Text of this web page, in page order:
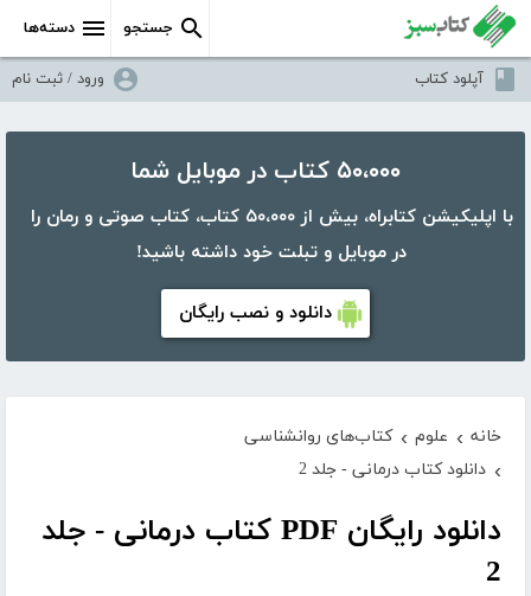
دسته‌ها جستجو
آپلود کتاب ورود / ثبت نام
۵۰،۰۰۰ کتاب در موبایل شما
با اپلیکیشن کتابراه، بیش از ۵۰،۰۰۰ کتاب، کتاب صوتی و رمان را
در موبایل و تبلت خود داشته باشید!
دانلود و نصب رایگان
خانه › علوم › کتاب‌های روانشناسی
› دانلود کتاب درمانی - جلد 2
دانلود رایگان PDF کتاب درمانی - جلد
2